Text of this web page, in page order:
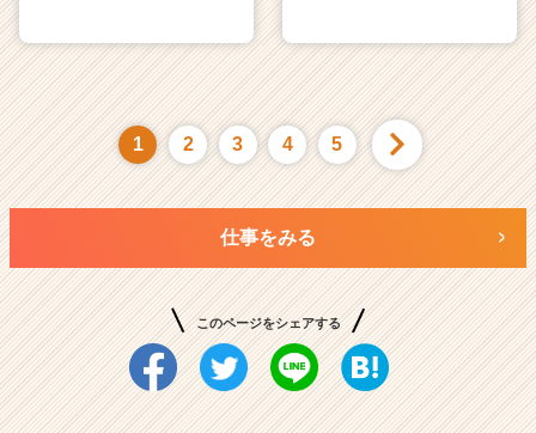
1 2 3 4 5
仕事をみる
このページをシェアする